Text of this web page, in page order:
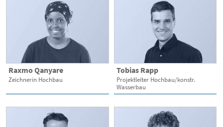
Raxmo Qanyare
Zeichnerin Hochbau
Tobias Rapp
Projektleiter Hochbau/konstr.
Wasserbau